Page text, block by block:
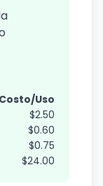
Costo/Uso
$2.50
$0.60
$0.75
$24.00